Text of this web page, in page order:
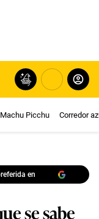
Machu Picchu Corredor
en
se sabe